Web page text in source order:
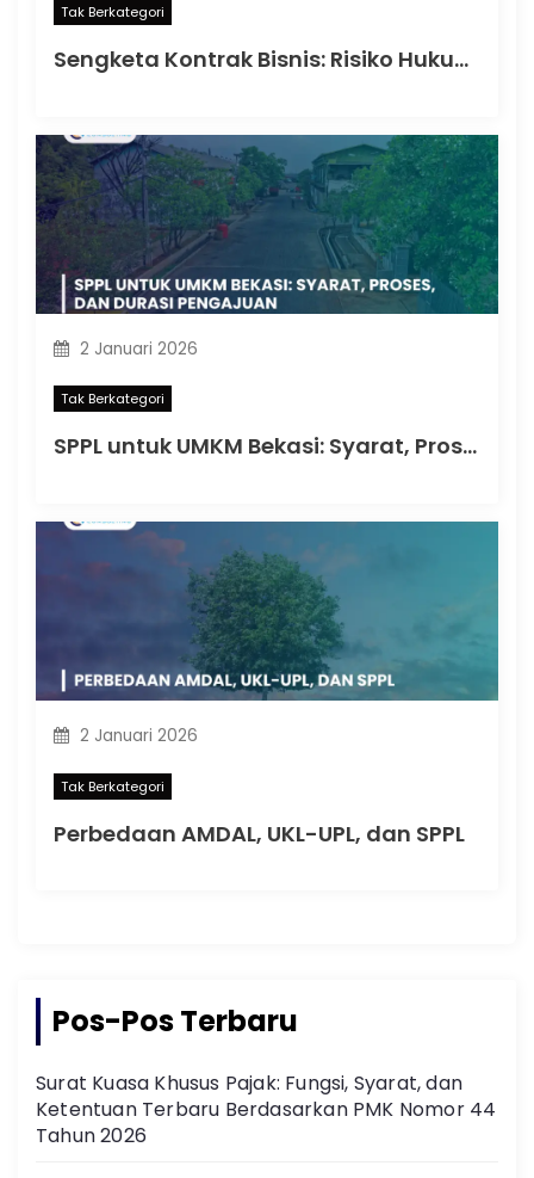
Tak Berkategori
Sengketa Kontrak Bisnis: Risiko Hukum yang Dapat Memengaruhi Keberlangsungan Perusahaan
2 Januari 2026
Tak Berkategori
SPPL untuk UMKM Bekasi: Syarat, Proses, dan Durasi Pengajuan
2 Januari 2026
Tak Berkategori
Perbedaan AMDAL, UKL-UPL, dan SPPL
Pos-Pos Terbaru
Surat Kuasa Khusus Pajak: Fungsi, Syarat, dan
Ketentuan Terbaru Berdasarkan PMK Nomor 44
Tahun 2026